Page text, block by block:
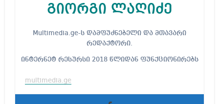
გიორგი ლაღიძე
Multimedia.ge-ს დამფუძნებელი და მთავარი
რედაქტორი.
ინტერნეტ რესურსი 2018 წლიდან ფუნქციონირებს
multimedia.ge